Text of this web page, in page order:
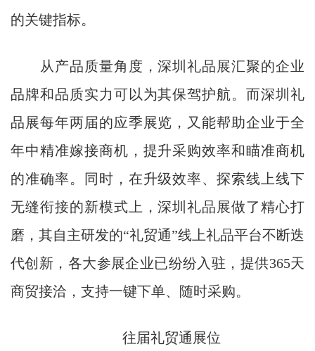
的关键指标。
从产品质量角度，深圳礼品展汇聚的企业
品牌和品质实力可以为其保驾护航。而深圳礼
品展每年两届的应季展览，又能帮助企业于全
年中精准嫁接商机，提升采购效率和瞄准商机
的准确率。同时，在升级效率、探索线上线下
无缝衔接的新模式上，深圳礼品展做了精心打
磨，其自主研发的“礼贸通”线上礼品平台不断迭
代创新，各大参展企业已纷纷入驻，提供365天
商贸接洽，支持一键下单、随时采购。
往届礼贸通展位